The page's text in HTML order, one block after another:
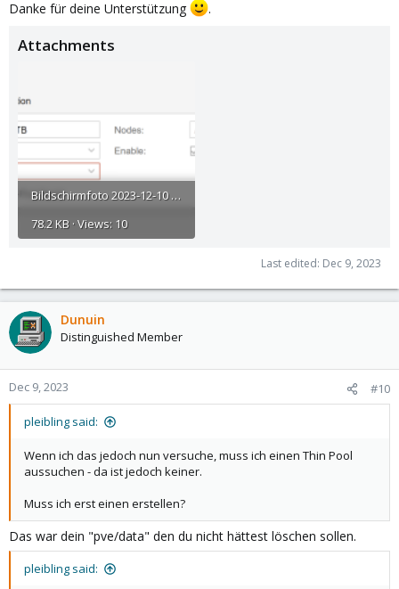
Danke für deine Unterstützung .
Attachments
Bildschirmfoto 2023-12-10 um 00.44.16.png
78.2 KB · Views: 10
Last edited: Dec 9, 2023
Dunuin
Distinguished Member
Dec 9, 2023 #10
pleibling said:
Wenn ich das jedoch nun versuche, muss ich einen Thin Pool
aussuchen - da ist jedoch keiner.
Muss ich erst einen erstellen?
Das war dein "pve/data" den du nicht hättest löschen sollen.
pleibling said: